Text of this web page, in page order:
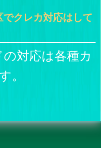
クレカ対応はして
対応は各種カ
。